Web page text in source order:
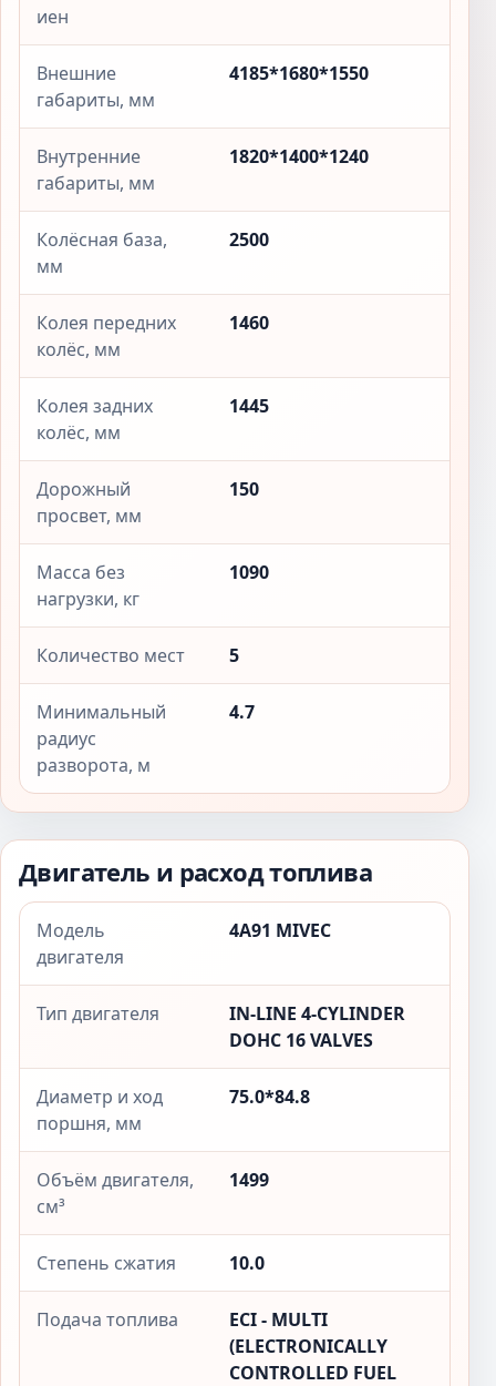
иен
Внешние
габариты, мм
4185*1680*1550
Внутренние
габариты, мм
1820*1400*1240
Колёсная база,
мм
2500
Колея передних
колёс, мм
1460
Колея задних
колёс, мм
1445
Дорожный
просвет, мм
150
Масса без
нагрузки, кг
1090
Количество мест 5
Минимальный
радиус
разворота, м
4.7
Двигатель и расход топлива
Модель
двигателя
4A91 MIVEC
Тип двигателя
IN-LINE 4-CYLINDER
DOHC 16 VALVES
Диаметр и ход
поршня, мм
75.0*84.8
Объём двигателя,
см³
1499
Степень сжатия 10.0
Подача топлива
ECI - MULTI
(ELECTRONICALLY
CONTROLLED FUEL